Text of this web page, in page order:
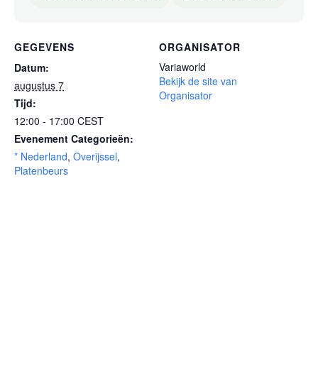
GEGEVENS
Datum:
augustus 7
Tijd:
12:00 - 17:00 CEST
Evenement Categorieën:
* Nederland, Overijssel,
Platenbeurs
ORGANISATOR
Variaworld
Bekijk de site van
Organisator